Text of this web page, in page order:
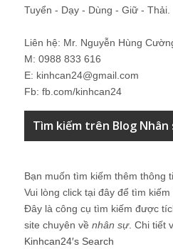
Tuyển - Dạy - Dùng - Giữ - Thải.
Liên hệ: Mr. Nguyễn Hùng
M: 0988 833 616
E: kinhcan24@gmail.com
Fb: fb.com/kinhcan24
Tìm kiếm trên Blog Nhân
Bạn muốn tìm kiếm thêm thông
Vui lòng click tại đây để tìm kiếm
Đây là công cụ tìm kiếm được
site chuyên về nhân sự. Chi tiết
Kinhcan24′s Search